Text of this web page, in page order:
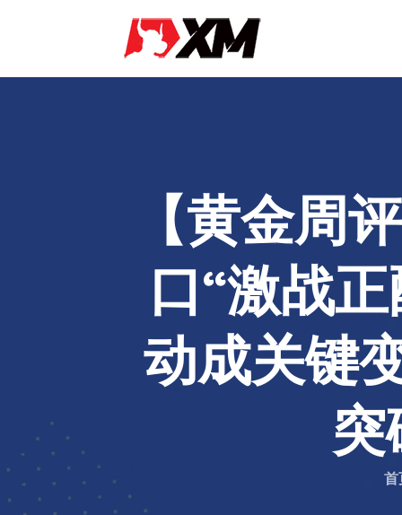
【黄金周
口“激战
动成关键
突
首